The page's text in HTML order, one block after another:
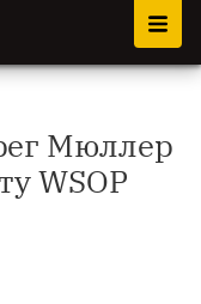
Мюллер
WSOP